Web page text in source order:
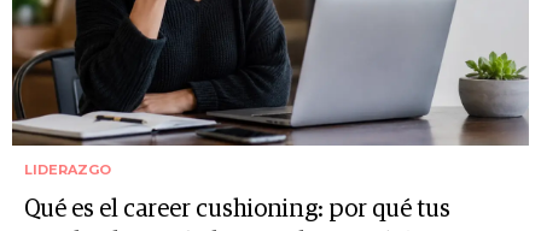
LIDERAZGO
Qué es el career cushioning: por qué tus